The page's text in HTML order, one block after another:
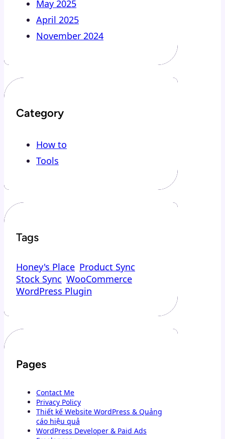
May 2025
April 2025
November 2024
Category
How to
Tools
Tags
Honey's Place Product Sync
Stock Sync WooCommerce
WordPress Plugin
Pages
Contact Me
Privacy Policy
Thiết kế Website WordPress & Quảng
cáo hiệu quả
WordPress Developer & Paid Ads